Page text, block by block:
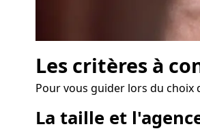
Les critères à
Pour vous guider lors du choix
La taille et